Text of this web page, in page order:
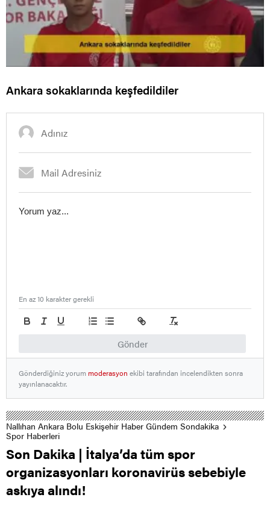
Ankara sokaklarında keşfedildiler
Gönder
En az 10 karakter gerekli
Gönderdiğiniz yorummoderasyon ekibi tarafından incelendikten sonra
yayınlanacaktır.
Nallıhan Ankara Bolu Eskişehir Haber Gündem Sondakika
Spor Haberleri
Son Dakika | İtalya’da tüm spor
organizasyonları koronavirüs sebebiyle
askıya alındı!